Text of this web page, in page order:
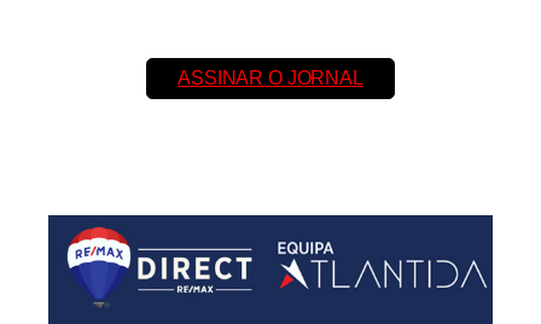
ASSINAR O JORNAL